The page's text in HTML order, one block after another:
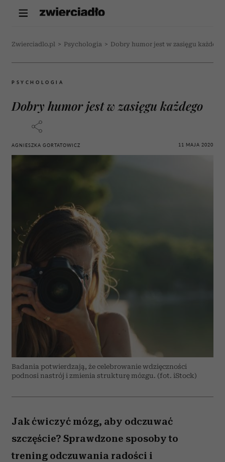
Zwierciadlo.pl > Psychologia > Dobry humor jest w zasięgu każdego
PSYCHOLOGIA
Dobry humor jest w zasięgu każdego
AGNIESZKA GORTATOWICZ 11 MAJA 2020
Badania potwierdzają, że celebrowanie wdzięczności
podnosi nastrój i zmienia strukturę mózgu. (fot. iStock)
Jak ćwiczyć mózg, aby odczuwać
szczęście? Sprawdzone sposoby to
trening odczuwania radości i